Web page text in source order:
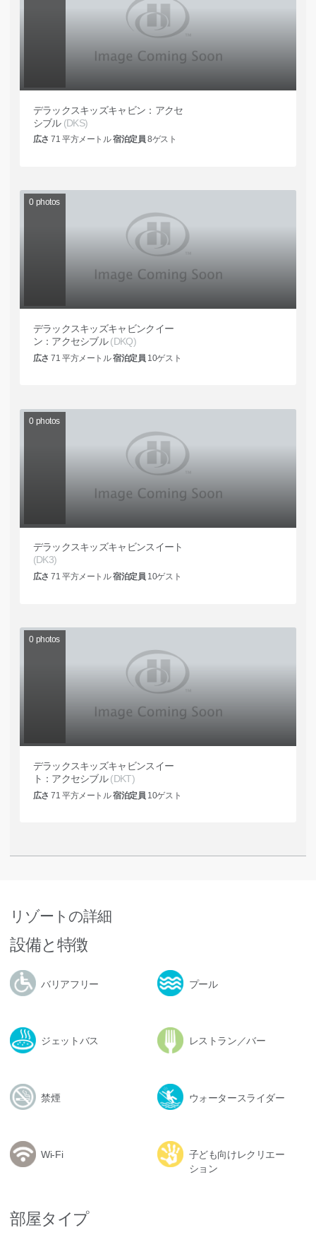
デラックスキッズキャビン：アクセ
シブル (DKS)
広さ 71 平方メートル宿泊定員 8ゲスト
0 photos
デラックスキッズキャビンクイー
ン：アクセシブル (DKQ)
広さ 71 平方メートル宿泊定員 10ゲスト
0 photos
デラックスキッズキャビンスイート
(DK3)
広さ 71 平方メートル宿泊定員 10ゲスト
0 photos
デラックスキッズキャビンスイー
ト：アクセシブル (DKT)
広さ 71 平方メートル宿泊定員 10ゲスト
リゾートの詳細
設備と特徴
バリアフリー プール
ジェットバス レストラン／バー
禁煙 ウォータースライダー
Wi-Fi
子ども向けレクリエー
ション
部屋タイプ